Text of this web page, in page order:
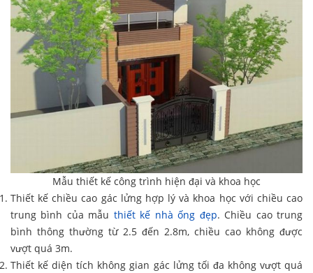
Mẫu thiết kế công trình hiện đại và khoa học
Thiết kế chiều cao gác lửng hợp lý và khoa học với chiều cao
trung bình của mẫu thiết kế nhà ống đẹp. Chiều cao trung
bình thông thường từ 2.5 đến 2.8m, chiều cao không được
vượt quá 3m.
Thiết kế diện tích không gian gác lửng tối đa không vượt quá